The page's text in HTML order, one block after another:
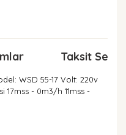
Taksit
WSD 55-17 Volt: 220v
17mss - 0m3/h 11mss -